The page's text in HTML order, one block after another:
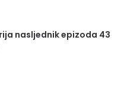
nasljednik epizoda 43